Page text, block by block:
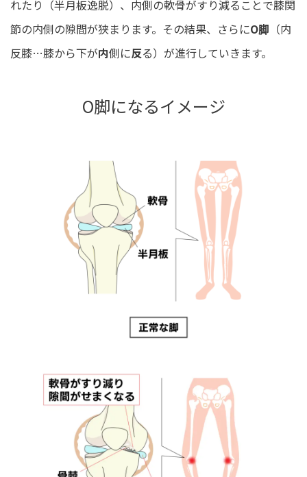
れたり（半月板逸脱）、内側の軟骨がすり減ることで膝関
節の内側の隙間が狭まります。その結果、さらにO脚 （内
反膝…膝から下が内側に反る）が進行していきます。
O脚になるイメージ